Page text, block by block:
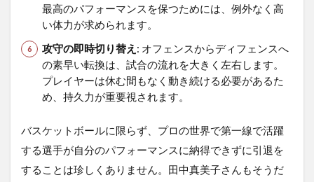
最高のパフォーマンスを保つためには、例外なく高
い体力が求められます。
攻守の即時切り替え : オフェンスからディフェンスへ
の素早い転換は、試合の流れを大きく左右します。
プレイヤーは休む間もなく動き続ける必要があるた
め、持久力が重要視されます。
バスケットボールに限らず、プロの世界で第一線で活躍
する選手が自分のパフォーマンスに納得できずに引退を
することは珍しくありません。田中真美子さんもそうだ